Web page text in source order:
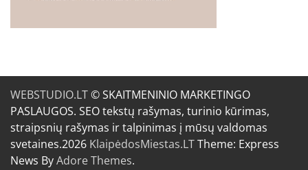
WEBSTUDIO.LT© SKAITMENINIO MARKETINGO
PASLAUGOS. SEO tekstų rašymas, turinio kūrimas,
straipsnių rašymas ir talpinimas į mūsų valdomas
svetaines.2026 KlaipėdosMiestas.LTTheme: Express
News ByAdore Themes.